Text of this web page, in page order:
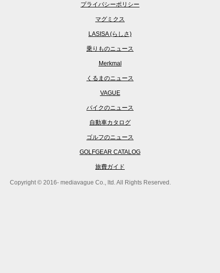
プライバシーポリシー
マグミクス
LASISA (らしさ)
乗りものニュース
Merkmal
くるまのニュース
VAGUE
バイクのニュース
自動車カタログ
ゴルフのニュース
GOLFGEAR CATALOG
旅費ガイド
Copyright © 2016- mediavague Co., ltd. All Rights Reserved.